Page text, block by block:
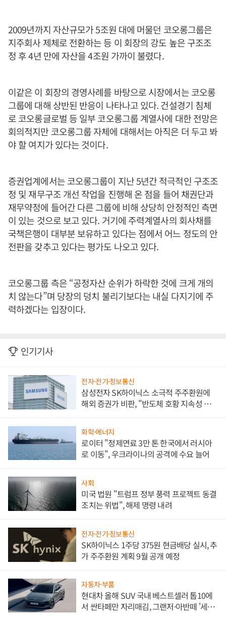
2009년까지 자산규모가 5조원 대에 머물던 코오롱그룹은
지주회사 제체로 전환하는 등 이 회장의 강도 높은 구조조
정 후 4년 만에 자산을 4조원 가까이 불렸다.
이같은 이 회장의 경영사례를 바탕으로 시장에서는 코오롱
그룹에 대해 상반된 반응이 나타나고 있다. 건설경기 침체
로 코오롱글로벌 등 일부 코오롱그룹 계열사에 대한 전망은
회의적지만 코오롱그룹 자체에 대해서는 아직은 더 두고 봐
야 할 여지가 있다는 것이다.
증권업계에서는 코오롱그룹이 지난 5년간 적극적인 구조조
정 및 재무구조 개선 작업을 진행해 온 점을 들어 채권단과
재무약정에 들어간 다른 그룹에 비해 상당히 안정적인 측면
이 있는 것으로 보고 있다. 거기에 주력계열사의 회사채를
국책은행이 대부분 보유하고 있다는 점에서 어느 정도의 안
전판을 갖추고 있다는 평가도 나오고 있다.
코오롱그룹 측은 “공정자산 순위가 하락한 것에 크게 개의
치 않는다”며 당장의 덩치 불리기보다는 내실 다지기에 주
력하겠다는 입장이다.
인기기사
전자·전기·정보통신
삼성전자 SK하이닉스 소극적 주주환원에
해외 증권가 비판, "반도체 호황 지속성 의
화학·에너지
로이터 "정제연료 3만 톤 한국에서 러시아
로 이동", 우크라이나의 공격에 수요 늘어
사회
미국 법원 "트럼프 정부 풍력 프로젝트 동결
조치는 위법", 해제 명령 내려
전자·전기·정보통신
SK하이닉스 1주당 375원 현금배당 실시, 추
가 주주환원 계획 9월 공개 예정
자동차·부품
현대차 올해 SUV 국내 베스트셀러 톱10에
서 싼타페만 자리매김, 그랜저·아반떼 '세단